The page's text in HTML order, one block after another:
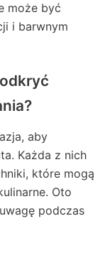
może być
i barwnym
aby
Każda z nich
które mogą
Oto
podczas